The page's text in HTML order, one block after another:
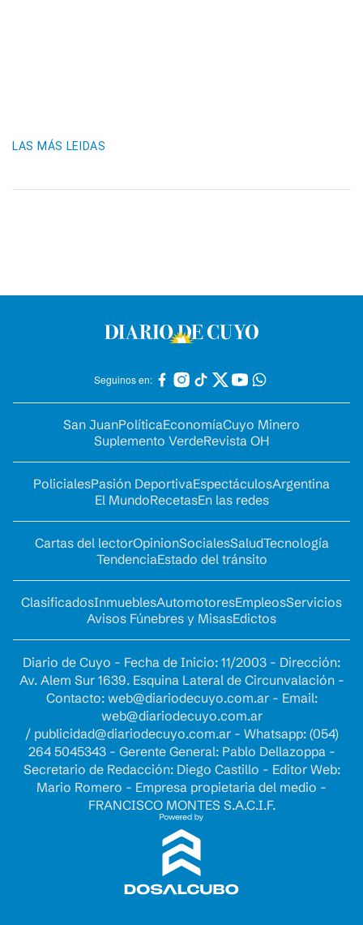
LAS MÁS LEIDAS
Seguinos en:
San JuanPolíticaEconomíaCuyo Minero
Suplemento VerdeRevista OH
PolicialesPasión DeportivaEspectáculosArgentina
El MundoRecetasEn las redes
Cartas del lectorOpinionSocialesSaludTecnología
TendenciaEstado del tránsito
ClasificadosInmueblesAutomotoresEmpleosServicios
Avisos Fúnebres y MisasEdictos
Diario de Cuyo - Fecha de Inicio: 11/2003 - Dirección:
Av. Alem Sur 1639. Esquina Lateral de Circunvalación -
Contacto: web@diariodecuyo.com.ar- Email:
web@diariodecuyo.com.ar
/ publicidad@diariodecuyo.com.ar- Whatsapp: (054)
264 5045343 - Gerente General: Pablo Dellazoppa -
Secretario de Redacción: Diego Castillo - Editor Web:
Mario Romero - Empresa propietaria del medio -
FRANCISCO MONTES S.A.C.I.F.